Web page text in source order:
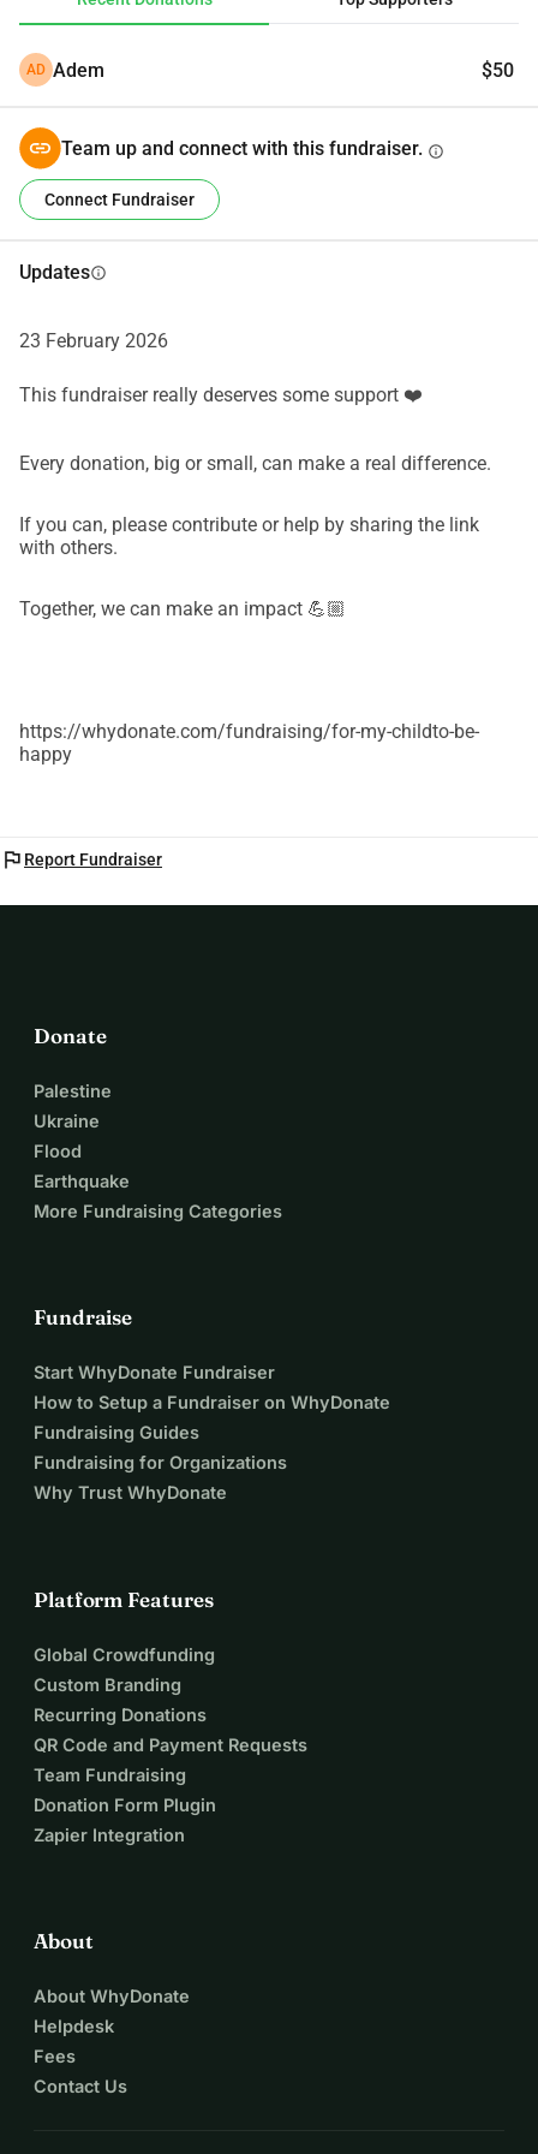
mbulojmë:
Ushqimin dhe gjërat bazike
Shpenzimet e përditshme për fëmijët
Unë vazhdoj të kërkoj punë dhe shpresoj shumë që kjo
situatë të jetë e përkohshme. Ndihma juaj do të na japë
Zoti ju shpërbleftë për çdo ndihmë dhe shpërndarje të këtij
Faleminderit nga zemra 🤍
AD Adem $50
Team up and connect with this fundraiser. info
Connect Fundraiser
Updatesinfo
23 February 2026
This fundraiser really deserves some support ❤️
Every donation, big or small, can make a real difference.
If you can, please contribute or help by sharing the link
with others.
Together, we can make an impact 💪🏼
https://whydonate.com/fundraising/for-my-childto-be-
happy
flag Report Fundraiser
Donate
Palestine
Ukraine
Flood
Earthquake
More Fundraising Categories
Fundraise
Start WhyDonate Fundraiser
How to Setup a Fundraiser on WhyDonate
Fundraising Guides
Fundraising for Organizations
Why Trust WhyDonate
Platform Features
Global Crowdfunding
Custom Branding
Recurring Donations
QR Code and Payment Requests
Team Fundraising
Donation Form Plugin
Zapier Integration
About
About WhyDonate
Helpdesk
Fees
Contact Us